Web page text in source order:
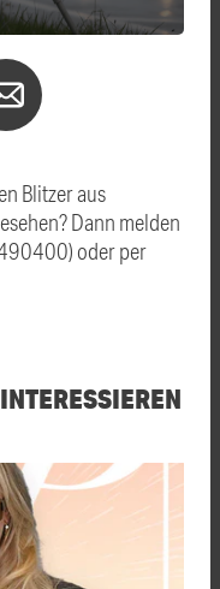
Blitzer aus
Dann melden
oder per